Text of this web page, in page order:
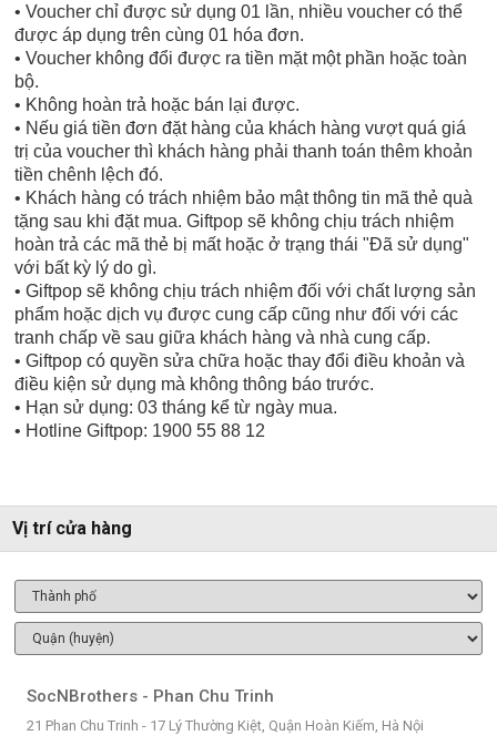
• Voucher chỉ được sử dụng 01 lần, nhiều voucher có thể
được áp dụng trên cùng 01 hóa đơn.
• Voucher không đổi được ra tiền mặt một phần hoặc toàn
bộ.
• Không hoàn trả hoặc bán lại được.
• Nếu giá tiền đơn đặt hàng của khách hàng vượt quá giá
trị của voucher thì khách hàng phải thanh toán thêm khoản
tiền chênh lệch đó.
• Khách hàng có trách nhiệm bảo mật thông tin mã thẻ quà
tặng sau khi đặt mua. Giftpop sẽ không chịu trách nhiệm
hoàn trả các mã thẻ bị mất hoặc ở trạng thái "Đã sử dụng"
với bất kỳ lý do gì.
• Giftpop sẽ không chịu trách nhiệm đối với chất lượng sản
phẩm hoặc dịch vụ được cung cấp cũng như đối với các
tranh chấp về sau giữa khách hàng và nhà cung cấp.
• Giftpop có quyền sửa chữa hoặc thay đổi điều khoản và
điều kiện sử dụng mà không thông báo trước.
• Hạn sử dụng: 03 tháng kể từ ngày mua.
• Hotline Giftpop: 1900 55 88 12
Vị trí cửa hàng
SocNBrothers - Phan Chu Trinh
21 Phan Chu Trinh - 17 Lý Thường Kiệt, Quận Hoàn Kiếm, Hà Nội